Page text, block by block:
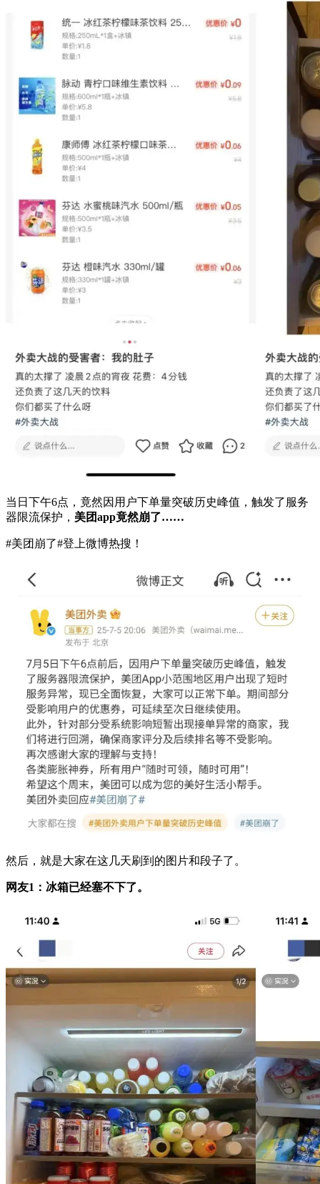
当日下午6点，竟然因用户下单量突破历史峰值，触发了服务
器限流保护， 美团app竟然崩了……
#美团崩了#登上微博热搜！
然后，就是大家在这几天刷到的图片和段子了。
网友1：冰箱已经塞不下了。